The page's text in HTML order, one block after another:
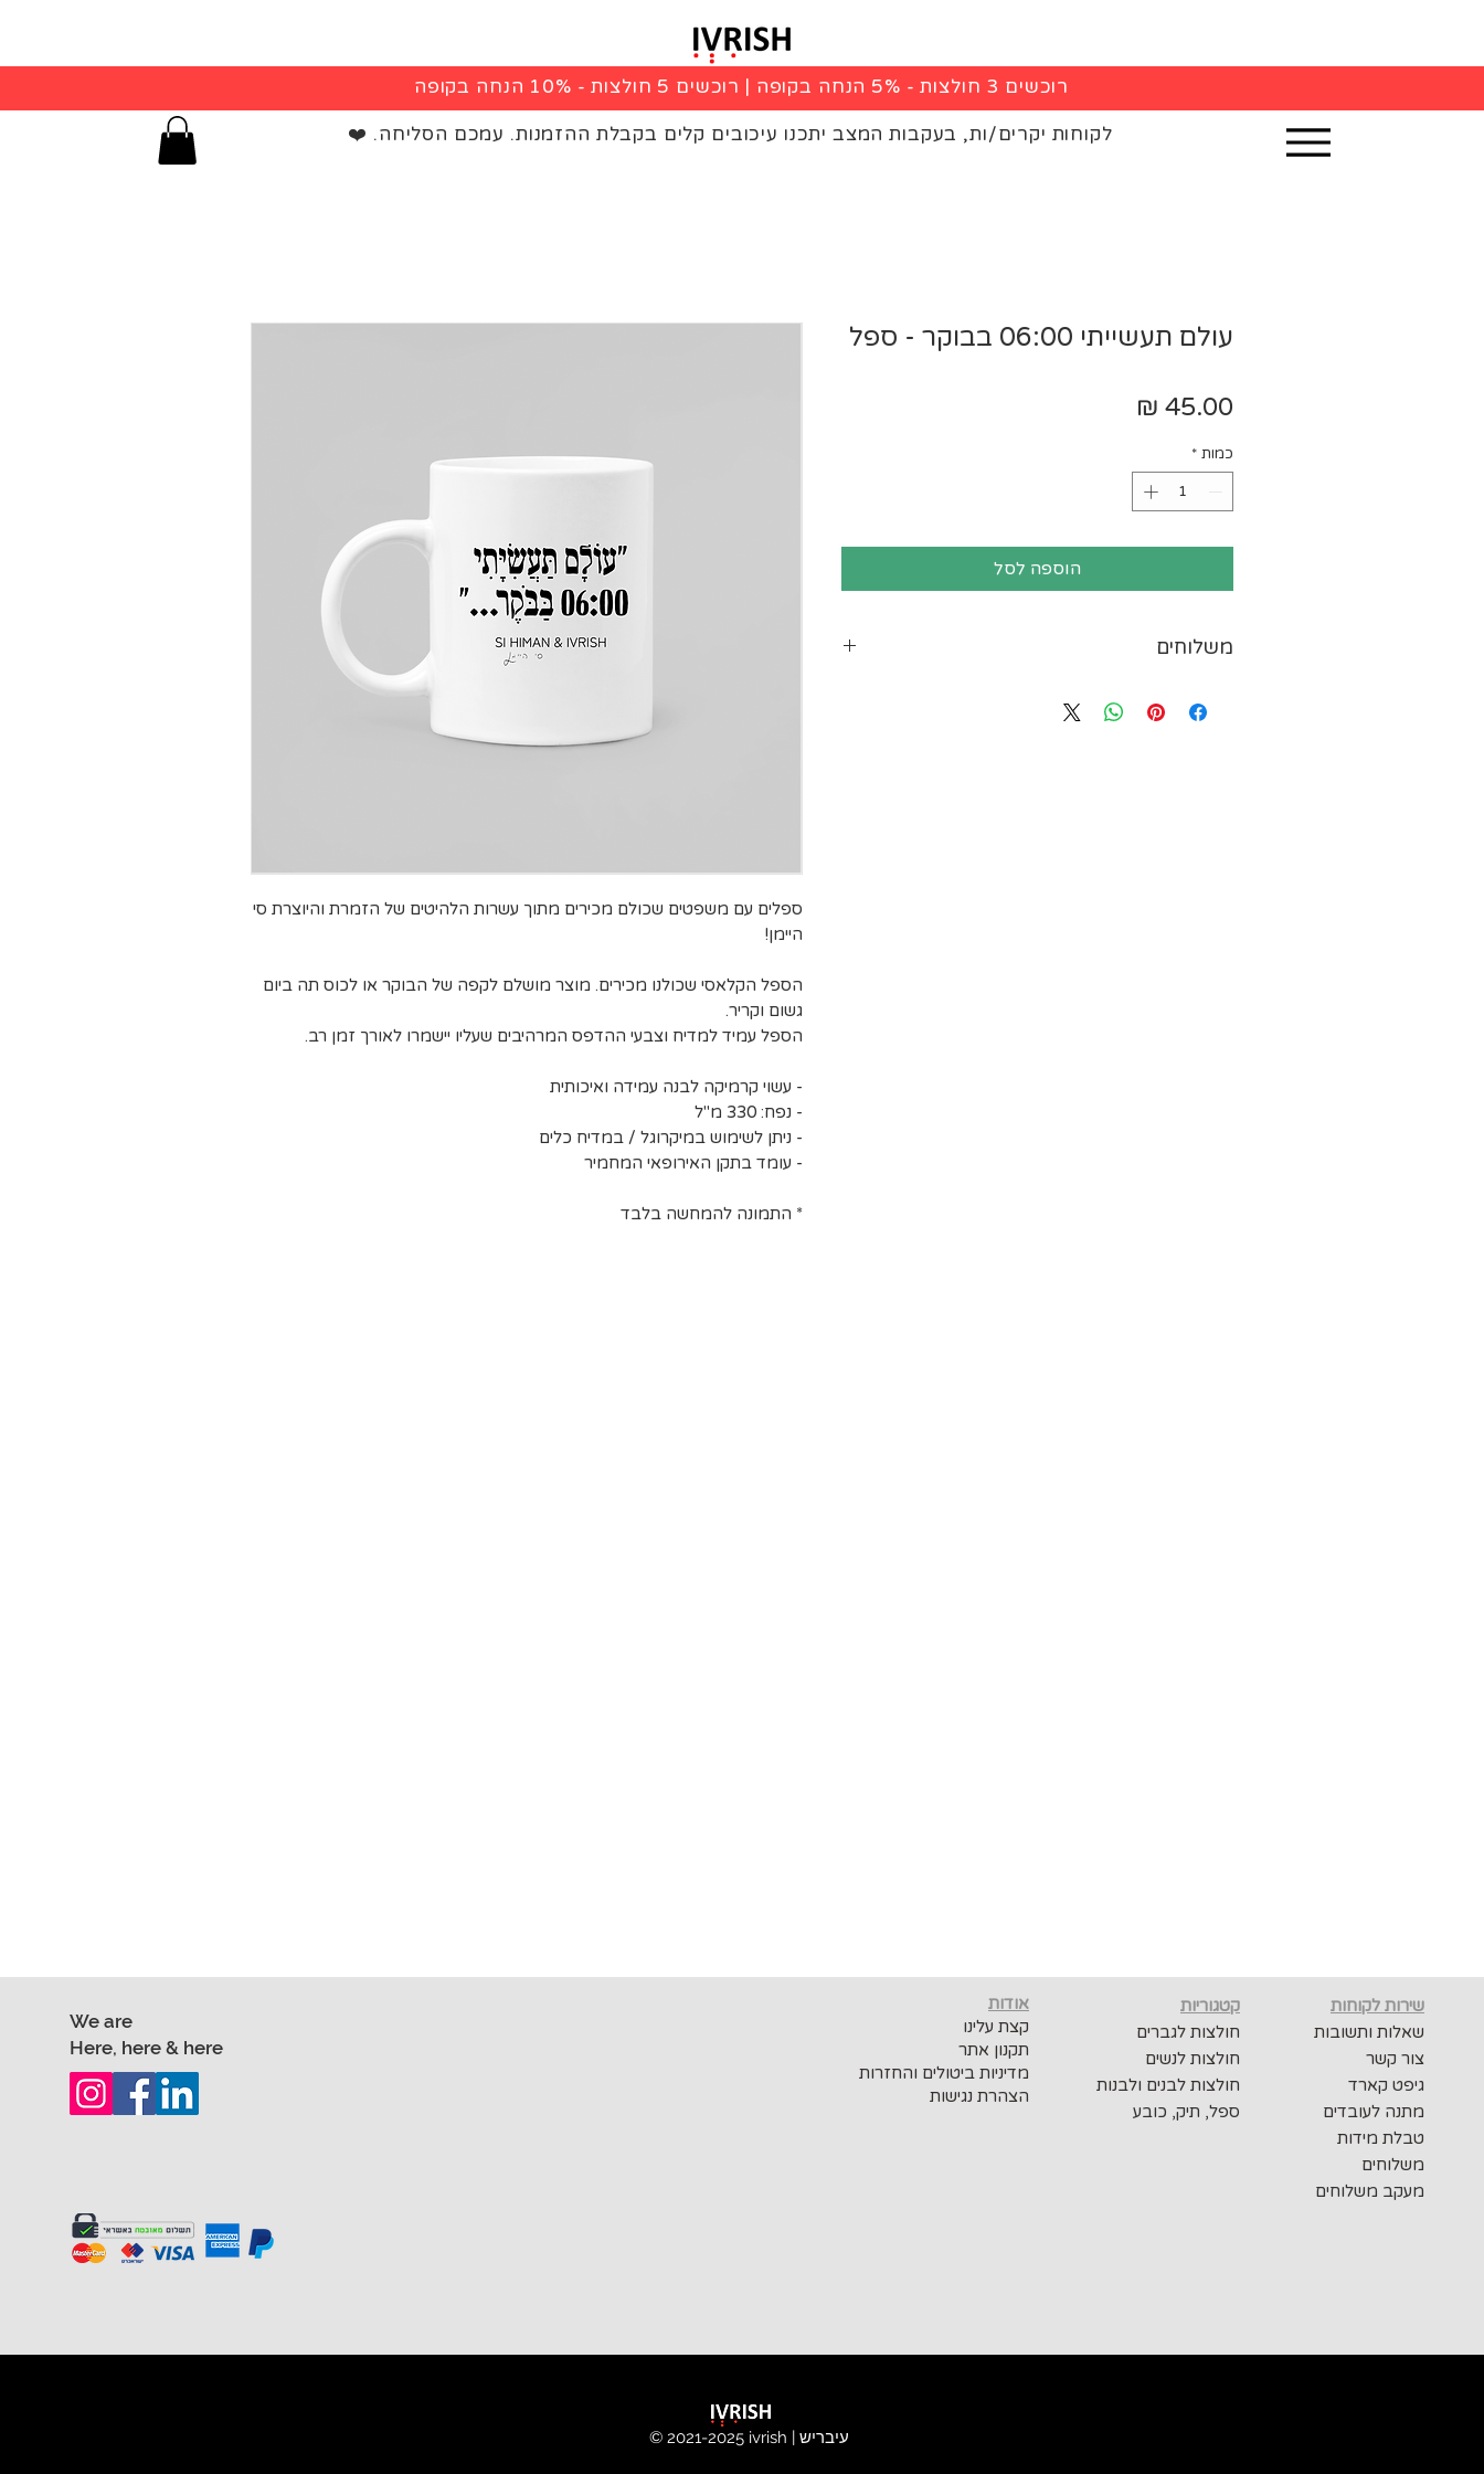
רוכשים 3 חולצות - 5% הנחה בקופה | רוכשים 5 חולצות - 10% הנחה בקופה
לקוחות יקרים/ות, בעקבות המצב יתכנו עיכובים קלים בקבלת ההזמנות. עמכם הסליחה. ❤️
ספלים עם משפטים שכולם מכירים מתוך עשרות הלהיטים של הזמרת והיוצרת סי
היימן!
הספל הקלאסי שכולנו מכירים. מוצר מושלם לקפה של הבוקר או לכוס תה ביום
גשום וקריר.
הספל עמיד למדיח וצבעי ההדפס המרהיבים שעליו יישמרו לאורך זמן רב.
- עשוי קרמיקה לבנה עמידה ואיכותית
- נפח: 330 מ"ל
- ניתן לשימוש במיקרוגל / במדיח כלים
- עומד בתקן האירופאי המחמיר
* התמונה להמחשה בלבד
עולם תעשייתי 06:00 בבוקר - ספל
כמות *
הוספה לסל
משלוחים
המשלוחים או תנאי מזג האויר. ישנם אזורי
We are
Here, here & here
אודות
קצת עלינו
תקנון אתר
מדיניות ביטולים והחזרות
הצהרת נגישות
קטגוריות
חולצות לגברים
חולצות לנשים
חולצות לבנים ולבנות
ספל, תיק, כובע
שירות לקוחות
שאלות ותשובות
צור קשר
גיפט קארד
מתנה לעובדים
טבלת מידות
משלוחים
מעקב משלוחים
© 2021-2025 ivrish | עיבריש